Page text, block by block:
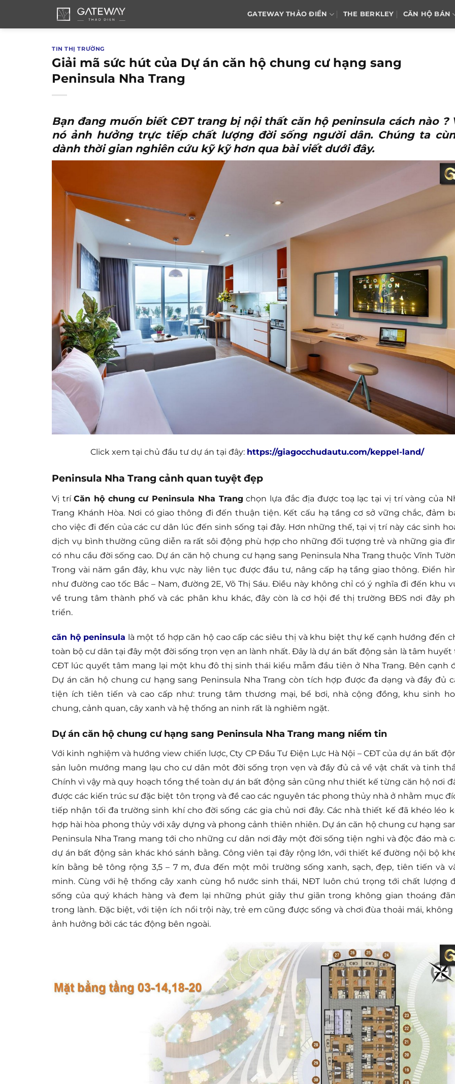
GATEWAY THẢO ĐIỀN THE BERKLEY CĂN HỘ BÁN
TIN THỊ TRƯỜNG
Giải mã sức hút của Dự án căn hộ chung cư hạng sang
Peninsula Nha Trang
Bạn đang muốn biết CĐT trang bị nội thất căn hộ peninsulacách nào ?
nó ảnh hưởng trực tiếp chất lượng đời sống người dân. Chúng ta
dành thời gian nghiên cứu kỹ kỹ hơn qua bài viết dưới đây.
Click xem tại chủ đầu tư dự án tại đây: https://giagocchudautu.com/keppel-land/
Peninsula Nha Trang cảnh quan tuyệt đẹp
Vị tríCăn hộ chung cư Peninsula Nha Trang chọn lựa đắc địa được toạ lạc tại vị trí vàng của
Trang Khánh Hòa. Nơi có giao thông đi đến thuận tiện. Kết cấu hạ tầng cơ sở vững chắc, đảm
cho việc đi đến của các cư dân lúc đến sinh sống tại đây. Hơn những thế, tại vị trí này các sinh
dịch vụ bình thường cũng diễn ra rất sôi động phù hợp cho những đối tượng trẻ và những gia
có nhu cầu đời sống cao. Dự án căn hộ chung cư hạng sang Peninsula Nha Trang thuộc Vĩnh
Trong vài năm gần đây, khu vực này liên tục được đầu tư, nâng cấp hạ tầng giao thông. Điển
như đường cao tốc Bắc – Nam, đường 2E, Võ Thị Sáu. Điều này không chỉ có ý nghĩa đi đến khu
về trung tâm thành phố và các phân khu khác, đây còn là cơ hội để thị trường BĐS nơi đây
triển.
căn hộ peninsula là một tổ hợp căn hộ cao cấp các siêu thị và khu biệt thự kế cạnh hướng đến
toàn bộ cư dân tại đây một đời sống trọn vẹn an lành nhất. Đây là dự án bất động sản là tâm huyết
CĐT lúc quyết tâm mang lại một khu đô thị sinh thái kiểu mẫm đầu tiên ở Nha Trang. Bên cạnh
Dự án căn hộ chung cư hạng sang Peninsula Nha Trang còn tích hợp được đa dạng và đầy đủ
tiện ích tiên tiến và cao cấp như: trung tâm thương mại, bể bơi, nhà cộng đồng, khu sinh
chung, cảnh quan, cây xanh và hệ thống an ninh rất là nghiêm ngặt.
Dự án căn hộ chung cư hạng sang Peninsula Nha Trang mang niềm tin
Với kinh nghiệm và hướng view chiến lược, Cty CP Đầu Tư Điện Lực Hà Nội – CĐT của dự án bất
sản luôn mướng mang lạu cho cư dân môt đời sống trọn vẹn và đầy đủ cả về vật chất và tinh
Chính vì vậy mà quy hoạch tổng thể toàn dự án bất động sản cũng như thiết kế từng căn hộ nơi
được các kiến trúc sư đặc biệt tôn trọng và đề cao các nguyên tác phong thủy nhà ở nhằm mục
tiếp nhận tối đa trường sinh khí cho đời sống các gia chủ nơi đây. Các nhà thiết kế đã khéo léo
hợp hài hòa phong thủy với xây dựng và phong cảnh thiên nhiên. Dự án căn hộ chung cư hạng
Peninsula Nha Trang mang tới cho những cư dân nơi đây một đời sống tiện nghi và độc đáo mà
dự án bất động sản khác khó sánh bằng. Công viên tại đây rộng lớn, với thiết kế đường nội bộ
kín bằng bê tông rộng 3,5 – 7 m, đưa đến một môi trường sống xanh, sạch, đẹp, tiên tiến và
minh. Cùng với hệ thống cây xanh cùng hồ nước sinh thái, NĐT luôn chú trọng tới chất lượng
sống của quý khách hàng và đem lại những phút giây thư giãn trong không gian thoáng
trong lành. Đặc biệt, với tiện ích nổi trội này, trẻ em cũng được sống và chơi đùa thoải mái, không
ảnh hưởng bởi các tác động bên ngoài.